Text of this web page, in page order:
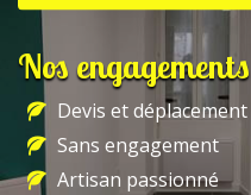
Nos engagements
Devis et
Sans engagement
Artisan passionné